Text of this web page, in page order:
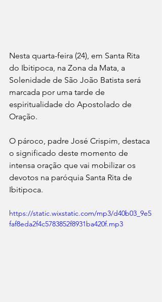
Nesta quarta-feira (24), em Santa Rita
do Ibitipoca, na Zona da Mata, a
Solenidade de São João Batista será
marcada por uma tarde de
espiritualidade do Apostolado de
Oração.
O pároco, padre José Crispim, destaca
o significado deste momento de
intensa oração que vai mobilizar os
devotos na paróquia Santa Rita de
Ibitipoca.
https://static.wixstatic.com/mp3/d40b03_9e5
faf8eda2f4c5783852f8931ba420f.mp3